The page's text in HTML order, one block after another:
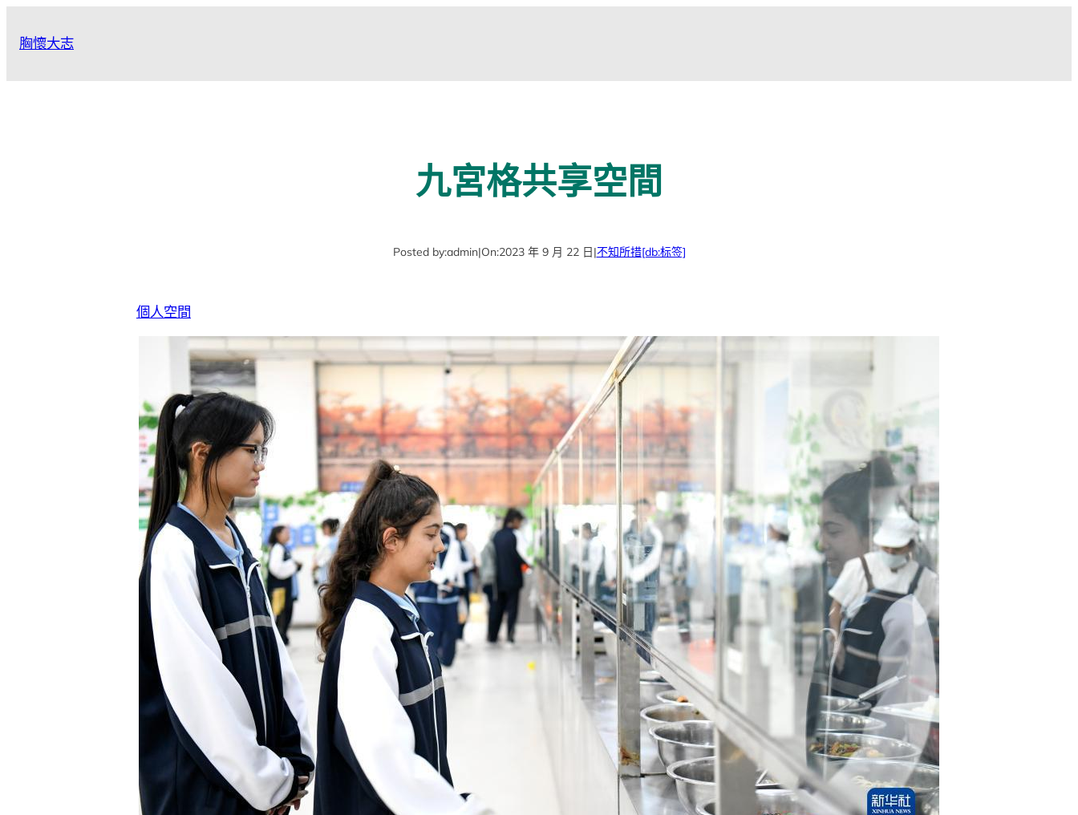
胸懷大志
九宮格共享空間
Posted by:admin|On:2023 年 9 月 22 日|不知所措[db:标签]
個人空間